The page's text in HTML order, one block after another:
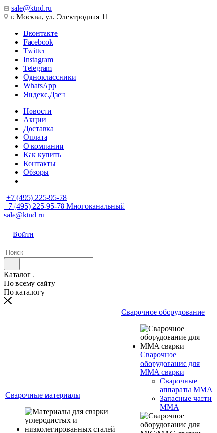
sale@ktnd.ru
г. Москва, ул. Электродная 11
Вконтакте
Facebook
Twitter
Instagram
Telegram
Одноклассники
WhatsApp
Яндекс.Дзен
Новости
Акции
Доставка
Оплата
О компании
Как купить
Контакты
Обзоры
...
+7 (495) 225-95-78
+7 (495) 225-95-78 Многоканальный
sale@ktnd.ru
Войти
Каталог
По всему сайту
По каталогу
Сварочные материалы
Сварочное оборудование
Сварочное
оборудование для
MMA сварки
Сварочные
аппараты MMA
Запасные части
MMA